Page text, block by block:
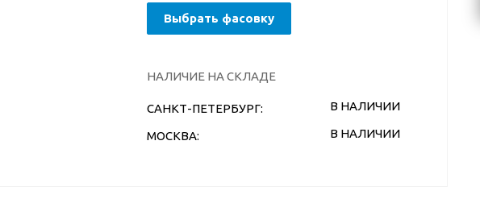
Выбрать фасовку
НАЛИЧИЕ НА СКЛАДЕ
САНКТ-ПЕТЕРБУРГ: В НАЛИЧИИ
МОСКВА: В НАЛИЧИИ